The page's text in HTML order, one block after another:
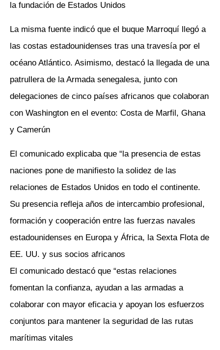
la fundación de Estados Unidos
La misma fuente indicó que el buque Marroquí llegó a
las costas estadounidenses tras una travesía por el
océano Atlántico. Asimismo, destacó la llegada de una
patrullera de la Armada senegalesa, junto con
delegaciones de cinco países africanos que colaboran
con Washington en el evento: Costa de Marfil, Ghana
y Camerún
El comunicado explicaba que “la presencia de estas
naciones pone de manifiesto la solidez de las
relaciones de Estados Unidos en todo el continente.
Su presencia refleja años de intercambio profesional,
formación y cooperación entre las fuerzas navales
estadounidenses en Europa y África, la Sexta Flota de
EE. UU. y sus socios africanos
El comunicado destacó que “estas relaciones
fomentan la confianza, ayudan a las armadas a
colaborar con mayor eficacia y apoyan los esfuerzos
conjuntos para mantener la seguridad de las rutas
marítimas vitales